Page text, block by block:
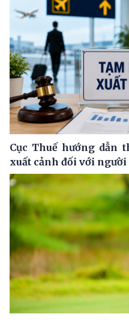
Cục Thuế hướng dẫn
xuất cảnh đối với